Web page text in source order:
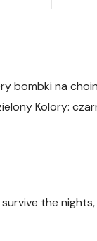
bombki na
Kolory:
the